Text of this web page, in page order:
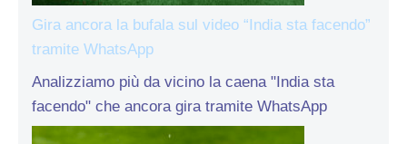
Gira ancora la bufala sul video “India sta facendo”
tramite WhatsApp
Analizziamo più da vicino la caena "India sta
facendo" che ancora gira tramite WhatsApp